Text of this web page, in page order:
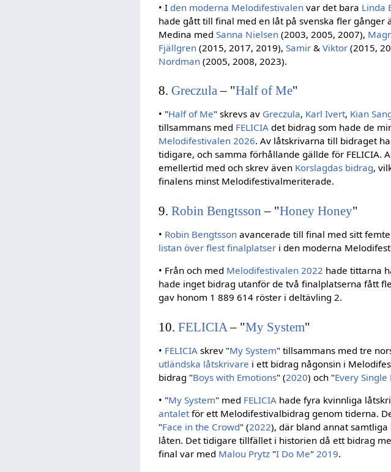
• I den moderna Melodifestivalen var det bara Linda
hade gått till final med en låt på svenska fler gånger
Medina medSanna Nielsen (2003, 2005, 2007),
Fjällgren (2015, 2017, 2019),Samir &Viktor (2015,
Nordman (2005, 2008, 2023).
8. Greczula– "Half of Me"
• "Half of Me" skrevs av Greczula, Karl Ivert, Kian
tillsammans med FELICIA det bidrag som hade de
Melodifestivalen 2026. Av låtskrivarna till bidraget
tidigare, och samma förhållande gällde för FELICIA.
emellertid med och skrev även Korslagdas bidrag,
finalens minst Melodifestivalmeriterade.
9.Robin Bengtsson – "Honey Honey"
• Robin Bengtsson avancerade till final med sitt
listan över flest finalplatser i den moderna
• Från och med Melodifestivalen 2022 hade tittarna
hade inget bidrag utanför de två finalplatserna fått
gav honom 1 889 614 röster i deltävling 2.
10.FELICIA– "My System"
• FELICIA skrev "My System" tillsammans med tre
utländska låtskrivare i ett bidrag någonsin i
bidrag "Boys with Emotions" (2020) och "Every Single
• "My System" med FELICIA hade fyra kvinnliga
antaletför ett Melodifestivalbidrag genom tiderna.
"Face in the Crowd" (2022), där bland annat
låten. Det tidigare tillfället i historien då ett bidrag
final var med Malou Prytz "I Do Me"2019.